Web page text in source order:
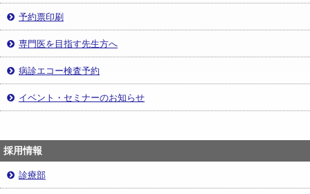
予約票印刷
専門医を目指す先生方へ
病診エコー検査予約
イベント・セミナーのお知らせ
採用情報
診療部